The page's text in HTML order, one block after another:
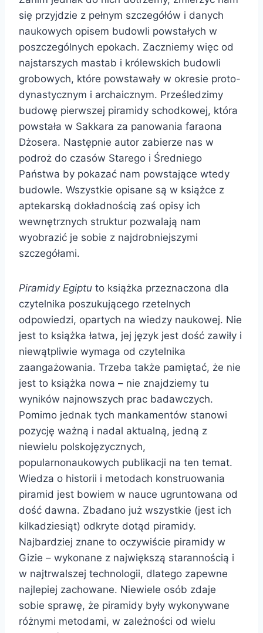
się przyjdzie z pełnym szczegółów i danych
naukowych opisem budowli powstałych w
poszczególnych epokach. Zaczniemy więc od
najstarszych mastab i królewskich budowli
grobowych, które powstawały w okresie proto-
dynastycznym i archaicznym. Prześledzimy
budowę pierwszej piramidy schodkowej, która
powstała w Sakkara za panowania faraona
Dżosera. Następnie autor zabierze nas w
podroż do czasów Starego i Średniego
Państwa by pokazać nam powstające wtedy
budowle. Wszystkie opisane są w książce z
aptekarską dokładnością zaś opisy ich
wewnętrznych struktur pozwalają nam
wyobrazić je sobie z najdrobniejszymi
szczegółami.
Piramidy Egiptu to książka przeznaczona dla
czytelnika poszukującego rzetelnych
odpowiedzi, opartych na wiedzy naukowej. Nie
jest to książka łatwa, jej język jest dość zawiły i
niewątpliwie wymaga od czytelnika
zaangażowania. Trzeba także pamiętać, że nie
jest to książka nowa – nie znajdziemy tu
wyników najnowszych prac badawczych.
Pomimo jednak tych mankamentów stanowi
pozycję ważną i nadal aktualną, jedną z
niewielu polskojęzycznych,
popularnonaukowych publikacji na ten temat.
Wiedza o historii i metodach konstruowania
piramid jest bowiem w nauce ugruntowana od
dość dawna. Zbadano już wszystkie (jest ich
kilkadziesiąt) odkryte dotąd piramidy.
Najbardziej znane to oczywiście piramidy w
Gizie – wykonane z największą starannością i
w najtrwalszej technologii, dlatego zapewne
najlepiej zachowane. Niewiele osób zdaje
sobie sprawę, że piramidy były wykonywane
różnymi metodami, w zależności od wielu